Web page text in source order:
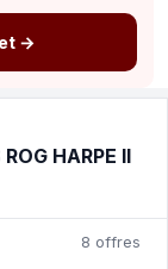
→
HARPE II
8 offres